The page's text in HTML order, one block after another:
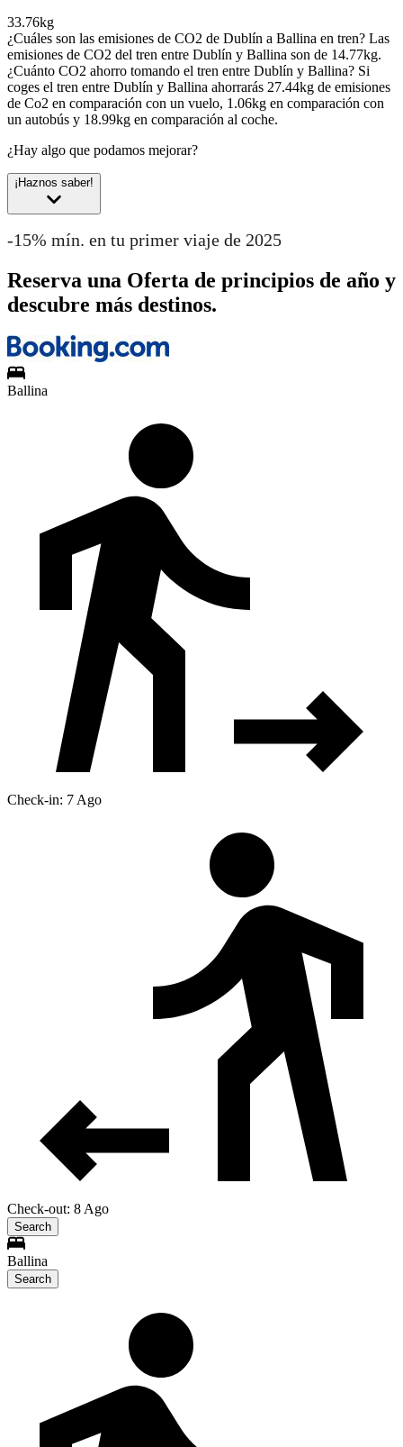
33.76kg
¿Cuáles son las emisiones de CO2 de Dublín a Ballina en tren? Las
emisiones de CO2 del tren entre Dublín y Ballina son de 14.77kg.
¿Cuánto CO2 ahorro tomando el tren entre Dublín y Ballina? Si
coges el tren entre Dublín y Ballina ahorrarás 27.44kg de emisiones
de Co2 en comparación con un vuelo, 1.06kg en comparación con
un autobús y 18.99kg en comparación al coche.
¿Hay algo que podamos mejorar?
¡Haznos saber!
-15% mín. en tu primer viaje de 2025
Reserva una Oferta de principios de año y
descubre más destinos.
Ballina
Check-in: 7 Ago
Check-out: 8 Ago
Search
Ballina
Search